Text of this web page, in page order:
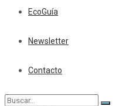
EcoGuía
Newsletter
Contacto